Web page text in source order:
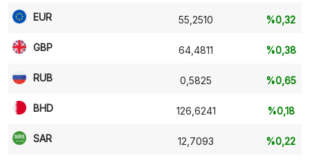
EUR 55,2510 %0,32
GBP 64,4811 %0,38
RUB 0,5825 %0,65
BHD 126,6241 %0,18
SAR 12,7093 %0,22